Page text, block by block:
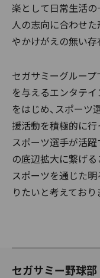
楽として日常生活の
人の志向に合わせ
やかけがえの無い存
セガサミーグループ
を与えるエンタテイ
をはじめ、スポーツ
援活動を積極的に行
スポーツ選手が活
の底辺拡大に繋げ
スポーツを通じた
りたいと考えており
セガサミー野球部